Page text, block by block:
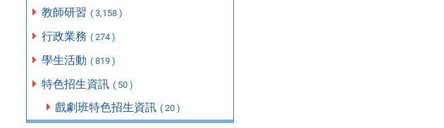
教師研習 ( 3,158 )
行政業務 ( 274 )
學生活動 ( 819 )
特色招生資訊 ( 50 )
戲劇班特色招生資訊 ( 20 )